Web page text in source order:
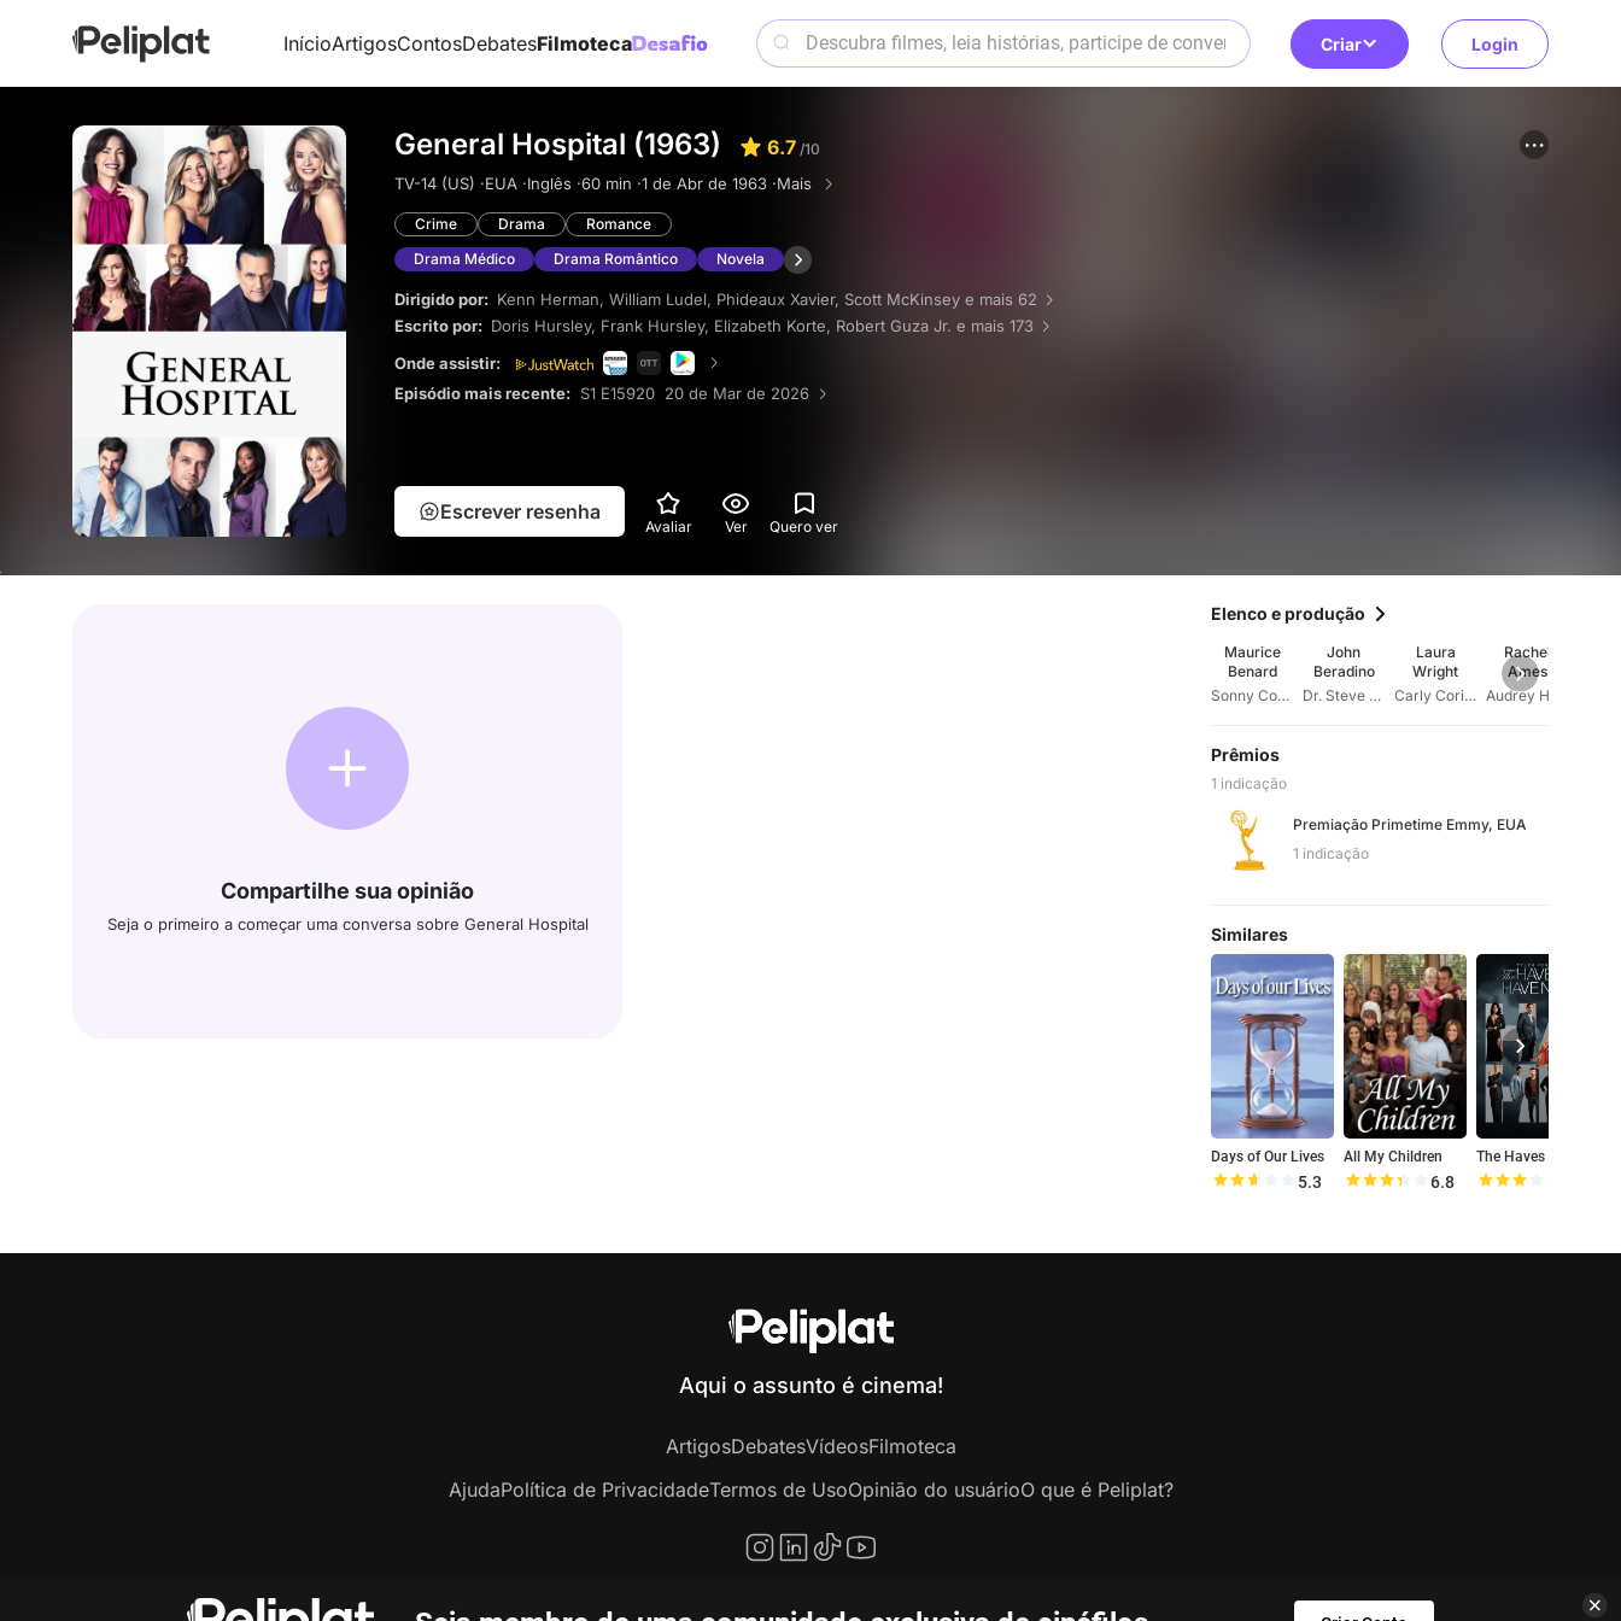
InícioArtigosContosDebatesFilmoteca Criar Login
General Hospital (1963) 6.7 /10
TV-14 (US) ·EUA ·Inglês ·60 min ·1 de Abr de 1963 ·Mais
Crime Drama
Romance
Drama Médico
Drama Romântico Novela
Dirigido por: Kenn Herman, William Ludel, Phideaux Xavier, Scott McKinsey e mais 62
Escrito por: Doris Hursley, Frank Hursley, Elizabeth Korte, Robert Guza Jr. e mais 173
Onde assistir:
Episódio mais recente: S1 E15920 20 de Mar de 2026
Escrever resenha
Avaliar Ver Quero ver
Compartilhe sua opinião
Seja o primeiro a começar uma conversa sobre General Hospital
Elenco e produção
Maurice
Benard
Sonny Corinthos
John
Beradino
Dr. Steve Hardy
Laura
Wright
Carly Corinthos
Rachel
Ames
Prêmios
1 indicação
Premiação Primetime Emmy, EUA
1 indicação
Similares
Days of Our Lives
5.3
All My Children
6.8
Aqui o assunto é cinema!
ArtigosDebatesVídeosFilmoteca
AjudaPolítica de PrivacidadeTermos de UsoOpinião do usuárioO que é Peliplat?